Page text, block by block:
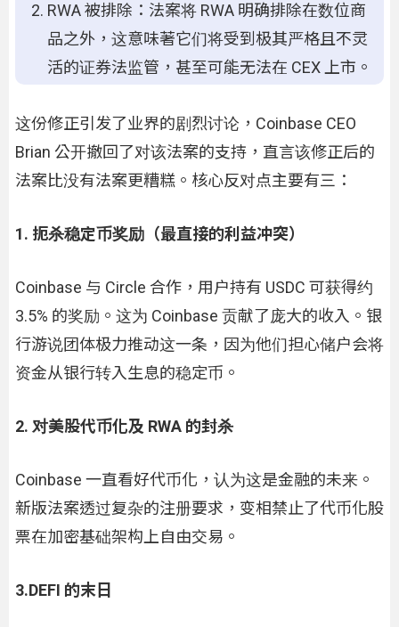
RWA 被排除：法案将 RWA 明确排除在数位商
品之外，这意味著它们将受到极其严格且不灵
活的证券法监管，甚至可能无法在 CEX 上市。
这份修正引发了业界的剧烈讨论，Coinbase CEO
Brian 公开撤回了对该法案的支持，直言该修正后的
法案比没有法案更糟糕。核心反对点主要有三：
1. 扼杀稳定币奖励（最直接的利益冲突）
Coinbase 与 Circle 合作，用户持有 USDC 可获得约
3.5% 的奖励。这为 Coinbase 贡献了庞大的收入。银
行游说团体极力推动这一条，因为他们担心储户会将
资金从银行转入生息的稳定币。
2. 对美股代币化及 RWA 的封杀
Coinbase 一直看好代币化，认为这是金融的未来。
新版法案透过复杂的注册要求，变相禁止了代币化股
票在加密基础架构上自由交易。
3.DEFI 的末日